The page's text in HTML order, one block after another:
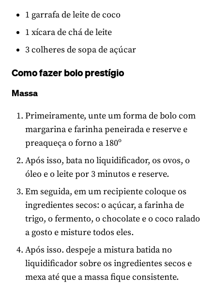
1 garrafa de leite de coco
1 xícara de chá de leite
3 colheres de sopa de açúcar
Como fazer bolo prestígio
Massa
Primeiramente, unte um forma de bolo com
margarina e farinha peneirada e reserve e
preaqueça o forno a 180º
Após isso, bata no liquidificador, os ovos, o
óleo e o leite por 3 minutos e reserve.
Em seguida, em um recipiente coloque os
ingredientes secos: o açúcar, a farinha de
trigo, o fermento, o chocolate e o coco ralado
a gosto e misture todos eles.
Após isso. despeje a mistura batida no
liquidificador sobre os ingredientes secos e
mexa até que a massa fique consistente.